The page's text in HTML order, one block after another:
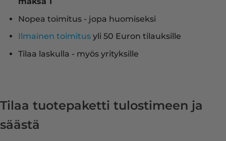
Nopea toimitus - jopa huomiseksi
Ilmainen toimitusyli 50 Euron tilauksille
Tilaa laskulla - myös yrityksille
Tilaa tuotepaketti tulostimeen ja
säästä